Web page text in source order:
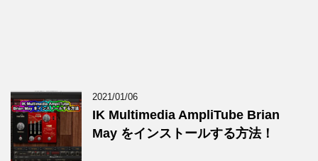
2021/01/06
IK Multimedia AmpliTube Brian
May をインストールする方法！